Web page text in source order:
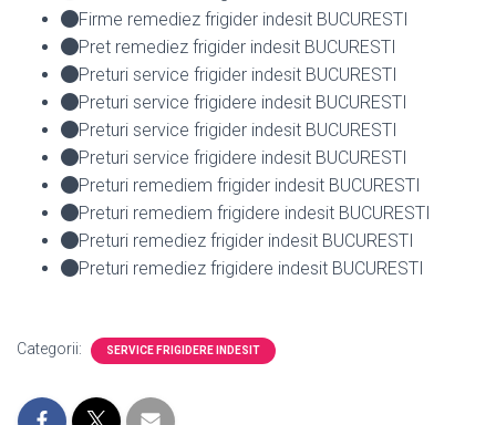
Firme remediez frigider indesit BUCURESTI
Pret remediez frigider indesit BUCURESTI
Preturi service frigider indesit BUCURESTI
Preturi service frigidere indesit BUCURESTI
Preturi service frigider indesit BUCURESTI
Preturi service frigidere indesit BUCURESTI
Preturi remediem frigider indesit BUCURESTI
Preturi remediem frigidere indesit BUCURESTI
Preturi remediez frigider indesit BUCURESTI
Preturi remediez frigidere indesit BUCURESTI
Categorii: SERVICE FRIGIDERE INDESIT